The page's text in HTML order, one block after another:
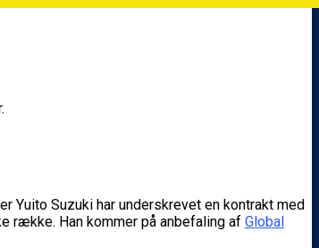
Yuito Suzuki har underskrevet en kontrakt med
række. Han kommer på anbefaling af Global